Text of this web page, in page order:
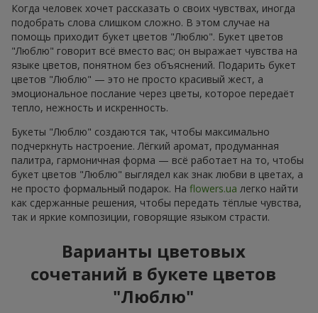
Когда человек хочет рассказать о своих чувствах, иногда
подобрать слова слишком сложно. В этом случае на
помощь приходит букет цветов "Люблю". Букет цветов
"Люблю" говорит всё вместо вас; он выражает чувства на
языке цветов, понятном без объяснений. Подарить букет
цветов "Люблю" — это не просто красивый жест, а
эмоциональное послание через цветы, которое передаёт
тепло, нежность и искренность.
Букеты "Люблю" создаются так, чтобы максимально
подчеркнуть настроение. Лёгкий аромат, продуманная
палитра, гармоничная форма — всё работает на то, чтобы
букет цветов "Люблю" выглядел как знак любви в цветах, а
не просто формальный подарок. На flowers.ua легко найти
как сдержанные решения, чтобы передать тёплые чувства,
так и яркие композиции, говорящие языком страсти.
Варианты цветовых
сочетаний в букете цветов
"Люблю"